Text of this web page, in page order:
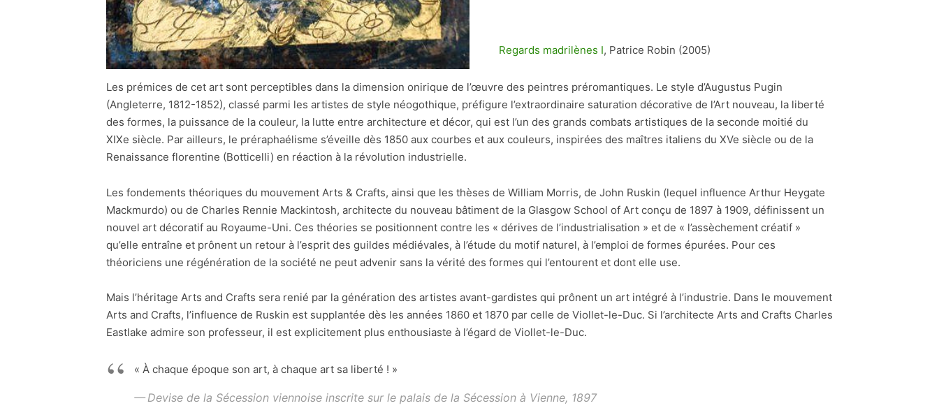
Regards madrilènes I, Patrice Robin (2005)
Les prémices de cet art sont perceptibles dans la dimension onirique de l’œuvre des peintres préromantiques. Le style d’Augustus Pugin
(Angleterre, 1812-1852), classé parmi les artistes de style néogothique, préfigure l’extraordinaire saturation décorative de l’Art nouveau, la liberté
des formes, la puissance de la couleur, la lutte entre architecture et décor, qui est l’un des grands combats artistiques de la seconde moitié du
XIXe siècle. Par ailleurs, le préraphaélisme s’éveille dès 1850 aux courbes et aux couleurs, inspirées des maîtres italiens du XVe siècle ou de la
Renaissance florentine (Botticelli) en réaction à la révolution industrielle.
Les fondements théoriques du mouvement Arts & Crafts, ainsi que les thèses de William Morris, de John Ruskin (lequel influence Arthur Heygate
Mackmurdo) ou de Charles Rennie Mackintosh, architecte du nouveau bâtiment de la Glasgow School of Art conçu de 1897 à 1909, définissent un
nouvel art décoratif au Royaume-Uni. Ces théories se positionnent contre les « dérives de l’industrialisation » et de « l’assèchement créatif »
qu’elle entraîne et prônent un retour à l’esprit des guildes médiévales, à l’étude du motif naturel, à l’emploi de formes épurées. Pour ces
théoriciens une régénération de la société ne peut advenir sans la vérité des formes qui l’entourent et dont elle use.
Mais l’héritage Arts and Crafts sera renié par la génération des artistes avant-gardistes qui prônent un art intégré à l’industrie. Dans le mouvement
Arts and Crafts, l’influence de Ruskin est supplantée dès les années 1860 et 1870 par celle de Viollet-le-Duc. Si l’architecte Arts and Crafts Charles
Eastlake admire son professeur, il est explicitement plus enthousiaste à l’égard de Viollet-le-Duc.
« À chaque époque son art, à chaque art sa liberté ! »
Devise de la Sécession viennoise inscrite sur le palais de la Sécession à Vienne, 1897